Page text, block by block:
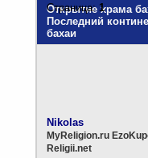
Открытие храма
Последний
бахаи
Страница: 1
Nikolas
MyReligion.ru
Religii.net